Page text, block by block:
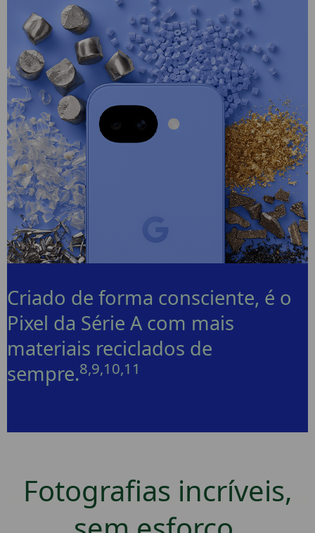
Criado de forma consciente, é o
Pixel da Série A com mais
materiais reciclados de
sempre.8,9,10,11
Fotografias incríveis,